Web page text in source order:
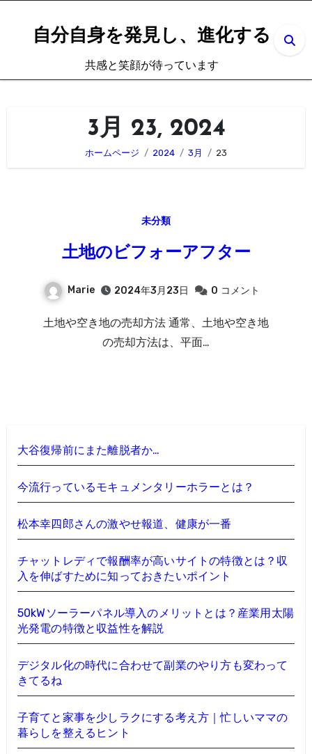
自分自身を発見し、進化する
共感と笑顔が待っています
3月 23, 2024
ホームページ 2024 3月 23
未分類
土地のビフォーアフター
Marie 2024年3月23日 0 コメント
土地や空き地の売却方法 通常、土地や空き地
の売却方法は、平面…
大谷復帰前にまた離脱者か…
今流行っているモキュメンタリーホラーとは？
松本幸四郎さんの激やせ報道、健康が一番
チャットレディで報酬率が高いサイトの特徴とは？収
入を伸ばすために知っておきたいポイント
50kWソーラーパネル導入のメリットとは？産業用太陽
光発電の特徴と収益性を解説
デジタル化の時代に合わせて副業のやり方も変わって
きてるね
子育てと家事を少しラクにする考え方｜忙しいママの
暮らしを整えるヒント